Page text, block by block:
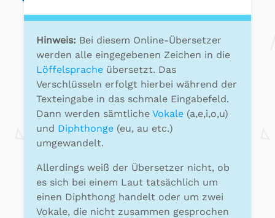
Hinweis: Bei diesem Online-Übersetzer
werden alle eingegebenen Zeichen in die
Löffelsprache übersetzt. Das
Verschlüsseln erfolgt hierbei während der
Texteingabe in das schmale Eingabefeld.
Dann werden sämtliche Vokale (a,e,i,o,u)
und Diphthonge (eu, au etc.)
umgewandelt.
Allerdings weiß der Übersetzer nicht, ob
es sich bei einem Laut tatsächlich um
einen Diphthong handelt oder um zwei
Vokale, die nicht zusammen gesprochen